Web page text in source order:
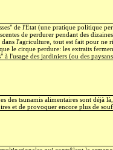
de l'Etat (une pratique politique
de perdurer pendant des
dans l'agriculture, tout est fait pour ne
le cirque perdure: les extraits
à l'usage des jardiniers (ou des
des tsunamis alimentaires sont déjà
et de provoquer encore plus de